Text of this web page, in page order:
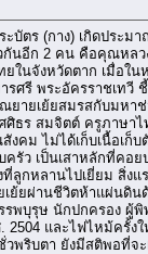
บัตร (กาง) เกิดประม
นอีก 2 คน คือคุณหลว
นจังหวัดตาก เมื่อใน
รศรี พระอัครราชเทวี
ยายเย้ยสมรสกับมหา
ธร สมจิตต์ ครูภาษาไ
คม ไม่ได้เก็บเนื้อเก็บ
รัว เป็นเสาหลักที่คอ
ลูกหลานไปเยี่ยม สิ่ง
เย้ยผ่านชีวิตห้าแผ่นดิ
รพบุรุษ นักปกครอง ผู้
และไฟไหม้ครั้ง
ริบตา ยังมีสติพอที่จะ